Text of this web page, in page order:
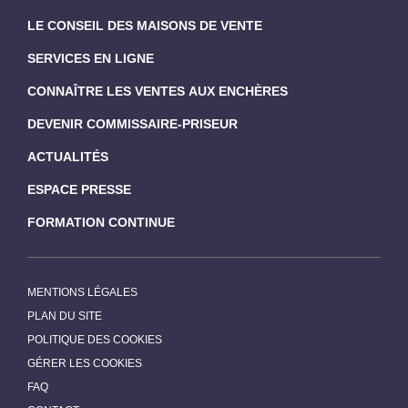
LE CONSEIL DES MAISONS DE VENTE
SERVICES EN LIGNE
CONNAÎTRE LES VENTES AUX ENCHÈRES
DEVENIR COMMISSAIRE-PRISEUR
ACTUALITÉS
ESPACE PRESSE
FORMATION CONTINUE
MENTIONS LÉGALES
PLAN DU SITE
POLITIQUE DES COOKIES
GÉRER LES COOKIES
FAQ